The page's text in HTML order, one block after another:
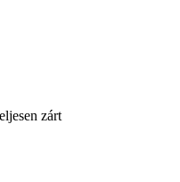
zárt